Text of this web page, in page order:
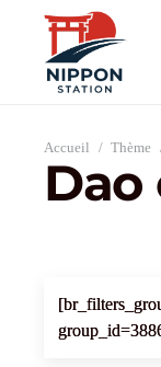
Accueil / Thème